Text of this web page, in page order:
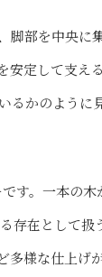
脚部を中央に
安定して支え
るかのよう
す。一本の
存在として
多様な仕上げ